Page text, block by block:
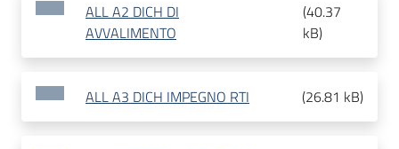
ALL A2 DICH DI
AVVALIMENTO
(40.37
kB)
ALL A3 DICH IMPEGNO RTI (26.81 kB)